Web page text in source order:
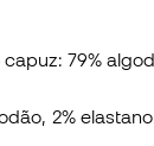
79%
2%